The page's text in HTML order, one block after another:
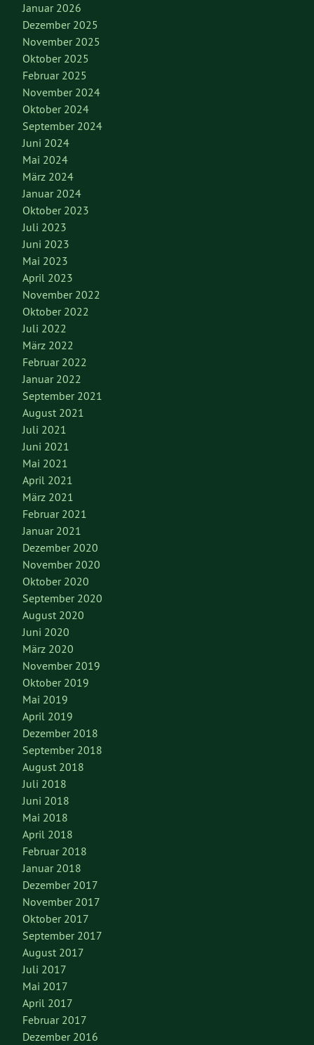
Januar 2026
Dezember 2025
November 2025
Oktober 2025
Februar 2025
November 2024
Oktober 2024
September 2024
Juni 2024
Mai 2024
März 2024
Januar 2024
Oktober 2023
Juli 2023
Juni 2023
Mai 2023
April 2023
November 2022
Oktober 2022
Juli 2022
März 2022
Februar 2022
Januar 2022
September 2021
August 2021
Juli 2021
Juni 2021
Mai 2021
April 2021
März 2021
Februar 2021
Januar 2021
Dezember 2020
November 2020
Oktober 2020
September 2020
August 2020
Juni 2020
März 2020
November 2019
Oktober 2019
Mai 2019
April 2019
Dezember 2018
September 2018
August 2018
Juli 2018
Juni 2018
Mai 2018
April 2018
Februar 2018
Januar 2018
Dezember 2017
November 2017
Oktober 2017
September 2017
August 2017
Juli 2017
Mai 2017
April 2017
Februar 2017
Dezember 2016